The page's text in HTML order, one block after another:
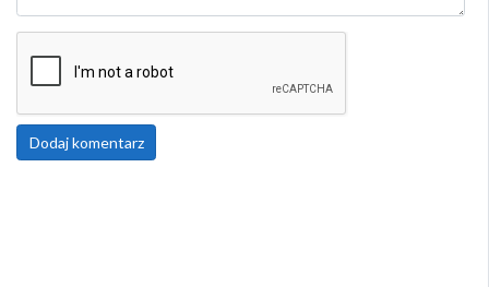
Dodaj komentarz